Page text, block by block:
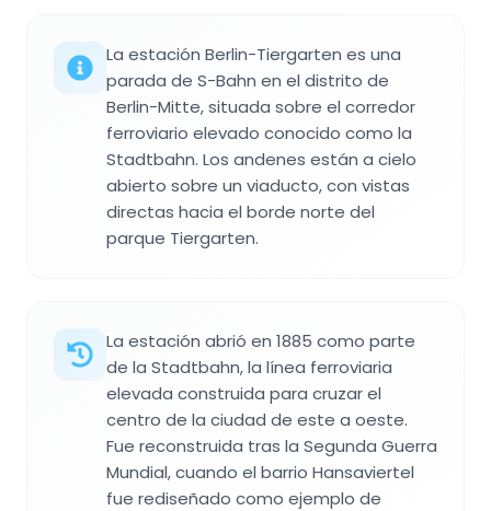
La estación Berlin-Tiergarten es una
parada de S-Bahn en el distrito de
Berlin-Mitte, situada sobre el corredor
ferroviario elevado conocido como la
Stadtbahn. Los andenes están a cielo
abierto sobre un viaducto, con vistas
directas hacia el borde norte del
parque Tiergarten.
La estación abrió en 1885 como parte
de la Stadtbahn, la línea ferroviaria
elevada construida para cruzar el
centro de la ciudad de este a oeste.
Fue reconstruida tras la Segunda Guerra
Mundial, cuando el barrio Hansaviertel
fue rediseñado como ejemplo de